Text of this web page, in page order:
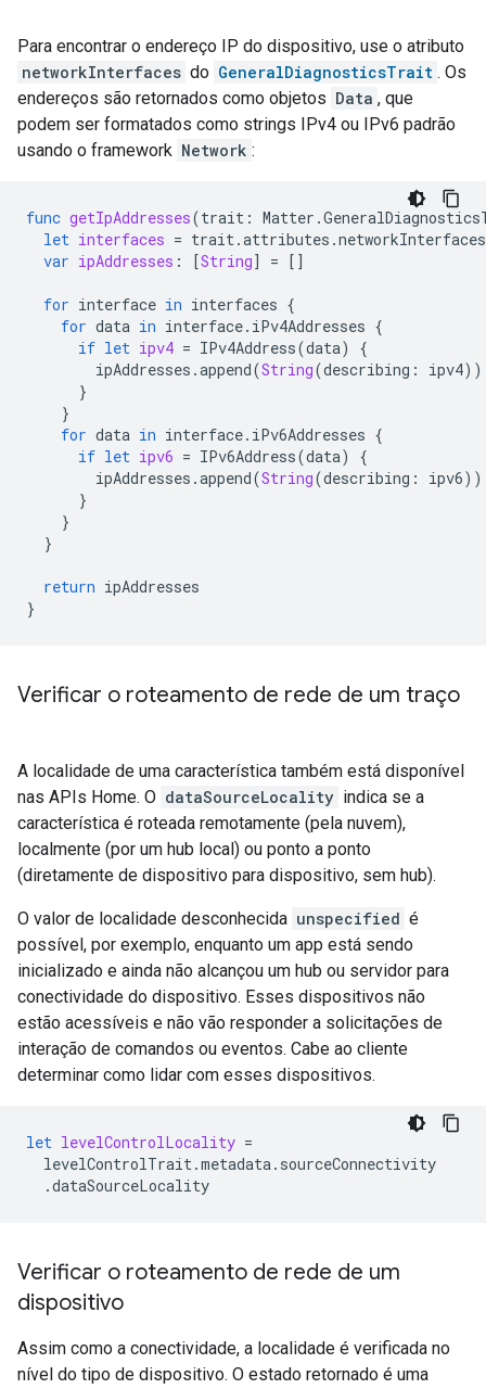
Para encontrar o endereço IP do dispositivo, use o atributo
networkInterfaces do GeneralDiagnosticsTrait . Os
endereços são retornados como objetos Data , que
podem ser formatados como strings IPv4 ou IPv6 padrão
usando o framework Network :
func getIpAddresses(trait : Matter .
let interfaces = trait.attributes .networkInterfaces
var ipAddresses : [String] = []
for interface in interfaces {
for data in interface. iPv4Addresses {
if let ipv4 = IPv4Address(data)
{
ipAddresses .append(String(describing : ipv4))
}
}
for data in interface. iPv6Addresses {
if let ipv6 = IPv6Address(data)
{
ipAddresses .append(String(describing : ipv6))
}
}
}
return ipAddresses
}
Verificar o roteamento de rede de um traço
A localidade de uma característica também está disponível
nas APIs Home. O dataSourceLocality indica se a
característica é roteada remotamente (pela nuvem),
localmente (por um hub local) ou ponto a ponto
(diretamente de dispositivo para dispositivo, sem hub).
O valor de localidade desconhecida unspecified é
possível, por exemplo, enquanto um app está sendo
inicializado e ainda não alcançou um hub ou servidor para
conectividade do dispositivo. Esses dispositivos não
estão acessíveis e não vão responder a solicitações de
interação de comandos ou eventos. Cabe ao cliente
determinar como lidar com esses dispositivos.
let levelControlLocality =
levelControlTrait.metadata. sourceConnectivity
.dataSourceLocality
Verificar o roteamento de rede de um
dispositivo
Assim como a conectividade, a localidade é verificada no
nível do tipo de dispositivo. O estado retornado é uma